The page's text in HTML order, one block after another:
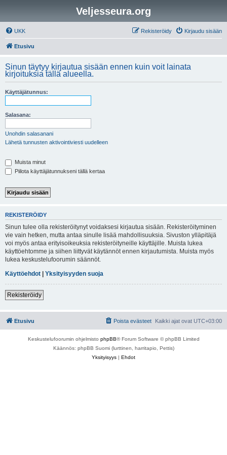
Veljesseura.org
UKK Kirjaudu sisään
Rekisteröidy
Etusivu
Sinun täytyy kirjautua sisään ennen kuin voit lainata
kirjoituksia tällä alueella.
Käyttäjätunnus:
Salasana:
Unohdin salasanani
Lähetä tunnusten aktivointiviesti uudelleen
Muista minut
Piilota käyttäjätunnukseni tällä kertaa
REKISTERÖIDY
Sinun tulee olla rekisteröitynyt voidaksesi kirjautua sisään. Rekisteröityminen
vie vain hetken, mutta antaa sinulle lisää mahdollisuuksia. Sivuston ylläpitäjä
voi myös antaa erityisoikeuksia rekisteröityneille käyttäjille. Muista lukea
käyttöehtomme ja siihen liittyvät käytännöt ennen kirjautumista. Muista myös
lukea keskustelufoorumin säännöt.
Käyttöehdot | Yksityisyyden suoja
Rekisteröidy
Etusivu Kaikki ajat ovat UTC+03:00
Poista evästeet
Keskustelufoorumin ohjelmisto phpBB® Forum Software © phpBB Limited
Käännös: phpBB Suomi (lurttinen, harritapio, Pettis)
Yksityisyys | Ehdot